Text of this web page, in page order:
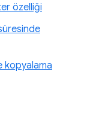
özelliği
kopyalama